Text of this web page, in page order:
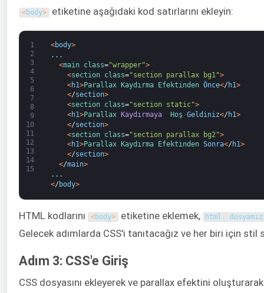
<body> etiketine aşağıdaki kod satırlarını ekleyin:
1
2
3
4
5
6
7
8
9
10
11
12
13
14
15
<body>
. . .
<main class="wrapper">
<section class="section parallax bg1">
<h1>Parallax Kaydırma Efektinden Önce</ h1>
</section>
<section class="section static">
<h1>Parallax Kaydırmaya Hoş Geldiniz</ h1>
</section>
<section class="section parallax bg2">
<h1>Parallax Kaydırma Efektinden Sonra</ h1>
</section>
</main>
. . .
</ body>
HTML kodlarını <body> etiketine eklemek, html .
Gelecek adımlarda CSS'i tanıtacağız ve her biri için stil
Adım 3: CSS'e Giriş
CSS dosyasını ekleyerek ve parallax efektini